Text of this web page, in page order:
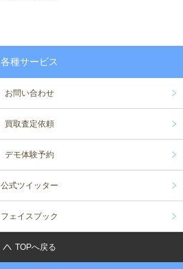
各種サービス
お問い合わせ
買取査定依頼
デモ体験予約
公式ツイッター
フェイスブック
TOPへ戻る